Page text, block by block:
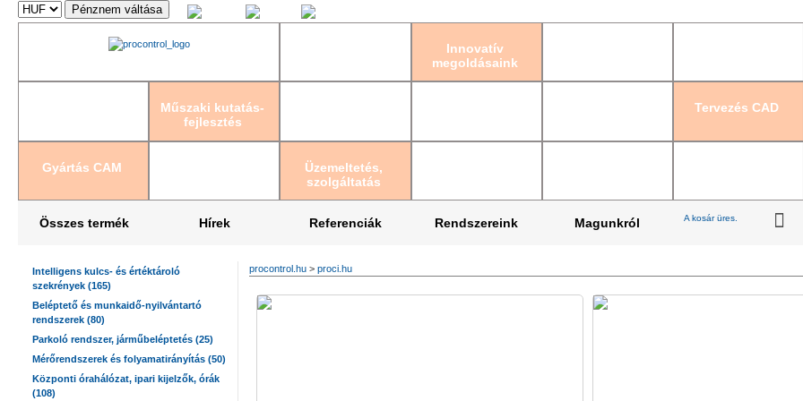
Innovatív
megoldásaink
Műszaki kutatás-
fejlesztés
Tervezés CAD
Gyártás CAM
Üzemeltetés,
szolgáltatás
Összes termék Hírek Referenciák Rendszereink Magunkról A kosár üres.
Intelligens kulcs- és értéktároló
szekrények (165)
Beléptető és munkaidő-nyilvántartó
rendszerek (80)
Parkoló rendszer, járműbeléptetés (25)
Mérőrendszerek és folyamatirányítás (50)
Központi órahálózat, ipari kijelzők, órák
(108)
procontrol.hu > proci.hu